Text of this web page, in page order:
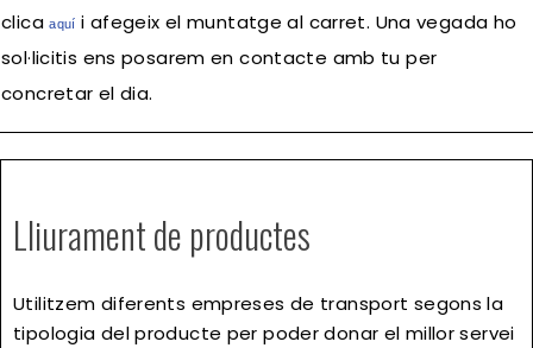
clicaaquí i afegeix el muntatge al carret. Una vegada ho
sol·licitis ens posarem en contacte amb tu per
concretar el dia.
Lliurament de productes
Utilitzem diferents empreses de transport segons la
tipologia del producte per poder donar el millor servei